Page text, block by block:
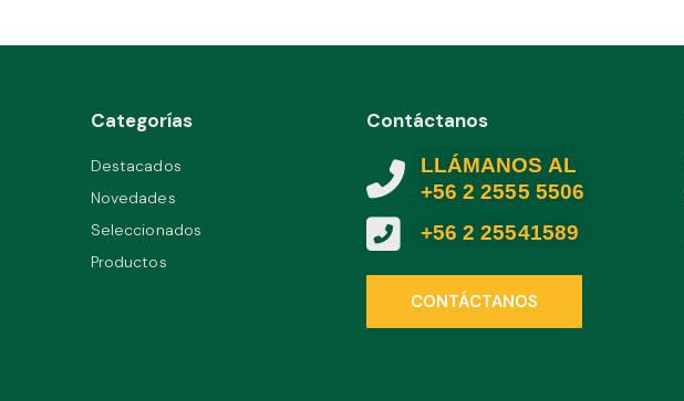
Categorías
Destacados
Novedades
Seleccionados
Productos
Contáctanos
LLÁMANOS AL
+56 2 2555 5506
+56 2 25541589
CONTÁCTANOS